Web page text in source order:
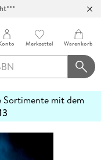
Merkzettel Warenkorb
mit dem